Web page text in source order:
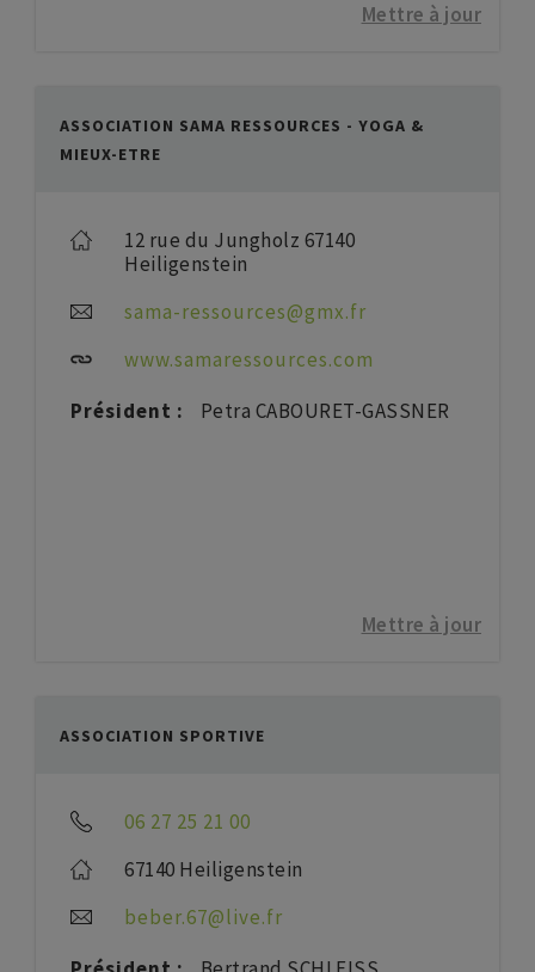
Mettre à jour
ASSOCIATION SAMA RESSOURCES - YOGA &
MIEUX-ETRE
12 rue du Jungholz 67140
Heiligenstein
sama-ressources@gmx.fr
www.samaressources.com
Président :
Petra CABOURET-GASSNER
Mettre à jour
ASSOCIATION SPORTIVE
06 27 25 21 00
67140 Heiligenstein
beber.67@live.fr